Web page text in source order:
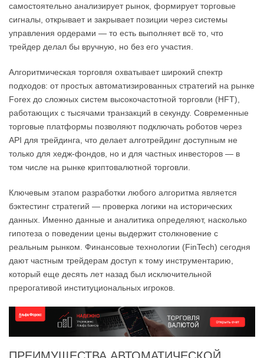
самостоятельно анализирует рынок, формирует торговые
сигналы, открывает и закрывает позиции через системы
управления ордерами — то есть выполняет всё то, что
трейдер делал бы вручную, но без его участия.
Алгоритмическая торговля охватывает широкий спектр
подходов: от простых автоматизированных стратегий на рынке
Forex до сложных систем высокочастотной торговли (HFT),
работающих с тысячами транзакций в секунду. Современные
торговые платформы позволяют подключать роботов через
API для трейдинга, что делает алготрейдинг доступным не
только для хедж-фондов, но и для частных инвесторов — в
том числе на рынке криптовалютной торговли.
Ключевым этапом разработки любого алгоритма является
бэктестинг стратегий — проверка логики на исторических
данных. Именно данные и аналитика определяют, насколько
гипотеза о поведении цены выдержит столкновение с
реальным рынком. Финансовые технологии (FinTech) сегодня
дают частным трейдерам доступ к тому инструментарию,
который еще десять лет назад был исключительной
прерогативой институциональных игроков.